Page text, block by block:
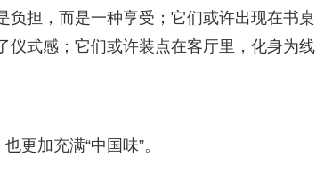
担，而是一种享受；它们或许出现在书桌
仪式感；它们或许装点在客厅里，化身为线
更加充满“中国味”。